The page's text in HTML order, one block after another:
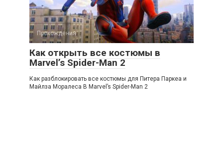
Прохождения
Как открыть все костюмы в
Marvel’s Spider-Man 2
Как разблокировать все костюмы для Питера Паркеа и
Майлза Моралеса В Marvel’s Spider-Man 2